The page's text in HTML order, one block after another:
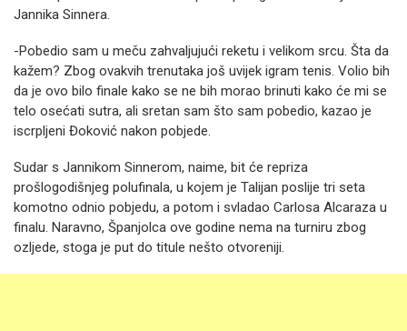
Jannika Sinnera.
-Pobedio sam u meču zahvaljujući reketu i velikom srcu. Šta da
kažem? Zbog ovakvih trenutaka još uvijek igram tenis. Volio bih
da je ovo bilo finale kako se ne bih morao brinuti kako će mi se
telo osećati sutra, ali sretan sam što sam pobedio, kazao je
iscrpljeni Đoković nakon pobjede.
Sudar s Jannikom Sinnerom, naime, bit će repriza
prošlogodišnjeg polufinala, u kojem je Talijan poslije tri seta
komotno odnio pobjedu, a potom i svladao Carlosa Alcaraza u
finalu. Naravno, Španjolca ove godine nema na turniru zbog
ozljede, stoga je put do titule nešto otvoreniji.